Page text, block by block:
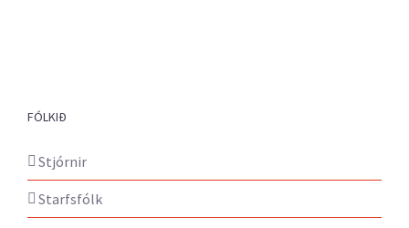
FÓLKIÐ
Stjórnir
Starfsfólk